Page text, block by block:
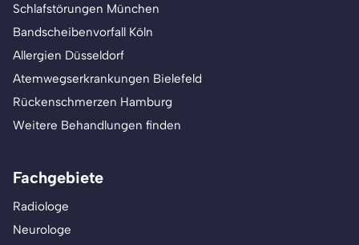
Schlafstörungen München
Bandscheibenvorfall Köln
Allergien Düsseldorf
Atemwegserkrankungen Bielefeld
Rückenschmerzen Hamburg
Weitere Behandlungen finden
Fachgebiete
Radiologe
Neurologe